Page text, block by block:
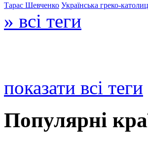
Тарас Шевченко Українська греко-
» всі теги
показати всі теги
Популярні